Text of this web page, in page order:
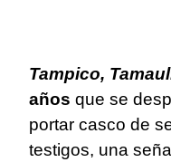
Tampico,
años que se
portar casco de
testigos, una